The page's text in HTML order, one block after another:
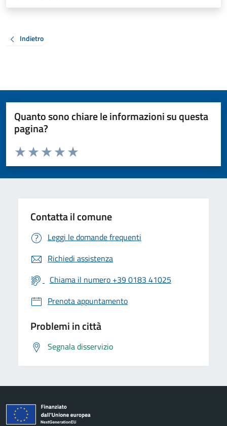
Indietro
Quanto sono chiare le informazioni su questa
pagina?
Valuta da 1 a 5 stelle la pagina
Valuta 5 stelle su 5
Valuta 4 stelle su 5
Valuta 3 stelle su 5
Valuta 2 stelle su 5
Valuta 1 stelle su 5
Contatta il comune
Leggi le domande frequenti
Richiedi assistenza
Chiama il numero +39 0183 41025
Prenota appuntamento
Problemi in città
Segnala disservizio